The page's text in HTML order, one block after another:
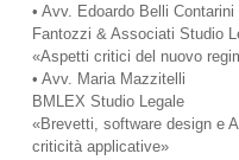
• Avv. Edoardo Belli Contarini
Fantozzi & Associati Studio
«Aspetti critici del nuovo
• Avv. Maria Mazzitelli
BMLEX Studio Legale
«Brevetti, software design e
criticità applicative»